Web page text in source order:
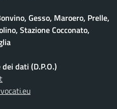
Gesso, Maroero, Prelle,
Stazione Cocconato,
dati (D.P.O.)